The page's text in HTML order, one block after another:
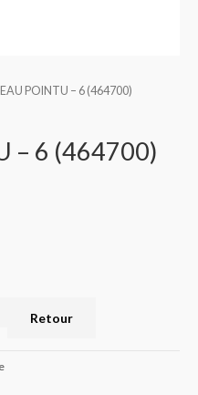
POINTU – 6 (464700)
– 6 (464700)
Retour